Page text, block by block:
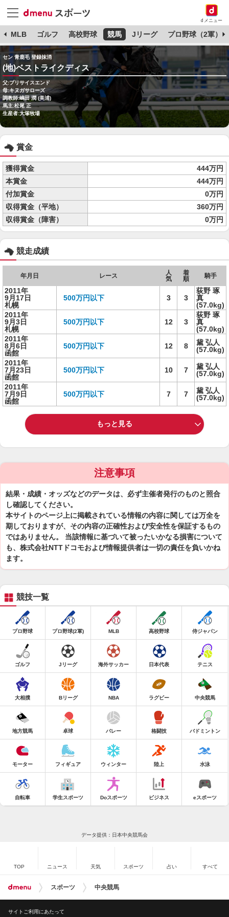
dメニュー
MLB ゴルフ 高校野球 競馬 Jリーグ プロ野球（2軍）
セン 青鹿毛 登録抹消
(地)ベストライクディス
父:プリサイスエンド
母:キヌガサローズ
調教師:嶋田 潤 (美浦)
馬主:松尾 正
生産者:大塚牧場
賞金
獲得賞金
444万円
本賞金
444万円
付加賞金
0万円
収得賞金（平地）
360万円
収得賞金（障害）
0万円
競走成績
年月日 レース
人
気
着
順
騎手
2011年
9月17日
札幌
500万円以下 3 3
荻野 琢
真
(57.0kg)
2011年
9月3日
札幌
500万円以下 12 3
荻野 琢
真
(57.0kg)
2011年
8月6日
函館
500万円以下 12 8
黛 弘人
(57.0kg)
2011年
7月23日
函館
500万円以下 10 7
黛 弘人
(57.0kg)
2011年
7月9日
函館
500万円以下 7 7
黛 弘人
(57.0kg)
もっと見る
注意事項
結果・成績・オッズなどのデータは、必ず主催者発行のものと照合
し確認してください。
本サイトのページ上に掲載されている情報の内容に関しては万全を
期しておりますが、その内容の正確性および安全性を保証するもの
ではありません。 当該情報に基づいて被ったいかなる損害について
も、株式会社NTTドコモおよび情報提供者は一切の責任を負いかね
ます。
競技一覧
プロ野球 プロ野球(2軍) MLB 高校野球 侍ジャパン
ゴルフ Jリーグ 海外サッカー 日本代表 テニス
大相撲 Bリーグ NBA ラグビー 中央競馬
地方競馬 卓球 バレー 格闘技 バドミントン
モーター フィギュア ウィンター 陸上 水泳
自転車 学生スポーツ Doスポーツ ビジネス eスポーツ
データ提供：日本中央競馬会
TOP ニュース 天気 スポーツ 占い すべて
スポーツ 中央競馬
サイトご利用にあたって